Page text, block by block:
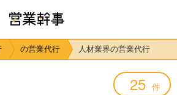
の営業代行 人材業界の営業代行
25 件